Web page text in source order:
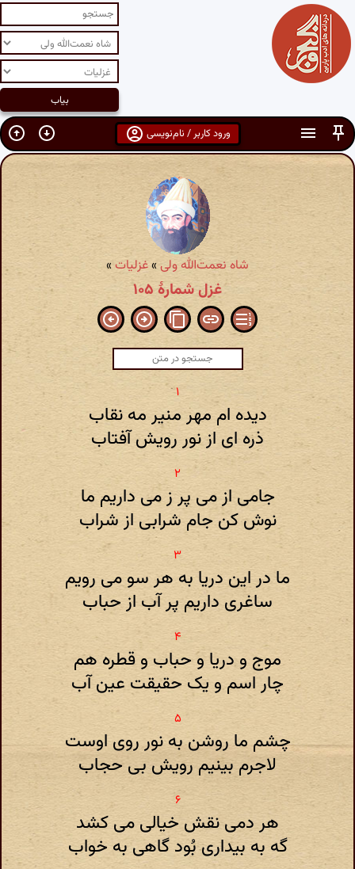
ورود کاربر / نام‌نویسی
شاه نعمت‌الله ولی»غزلیات»
غزل شمارهٔ ۱۰۵
دیده ام مهر منیر مه نقاب
ذره ای از نور رویش آفتاب
جامی از می پر ز می داریم ما
نوش کن جام شرابی از شراب
ما در این دریا به هر سو می رویم
ساغری داریم پر آب از حباب
موج و دریا و حباب و قطره هم
چار اسم و یک حقیقت عین آب
چشم ما روشن به نور روی اوست
لاجرم بینیم رویش بی حجاب
هر دمی نقش خیالی می کشد
گه به بیداری بُود گاهی به خواب